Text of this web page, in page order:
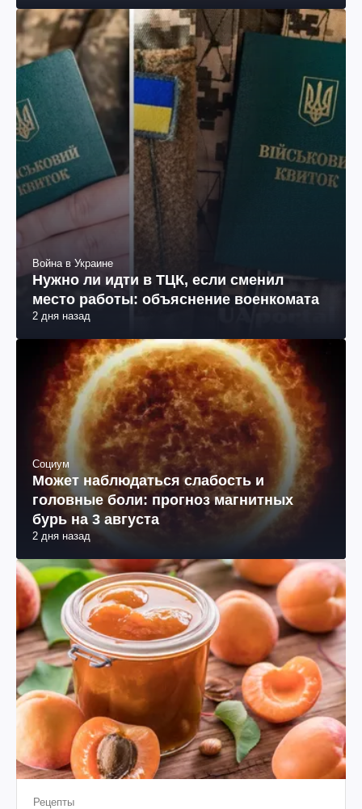
Война в Украине
Нужно ли идти в ТЦК, если сменил
место работы: объяснение военкомата
2 дня назад
Социум
Может наблюдаться слабость и
головные боли: прогноз магнитных
бурь на 3 августа
2 дня назад
Рецепты